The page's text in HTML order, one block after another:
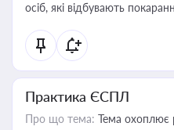
осіб, які відбувають
Практика ЄСПЛ
Про що тема: Тема охоплює